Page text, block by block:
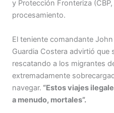
y Protección Fronteriza
procesamiento.
El teniente comandante
Guardia Costera advirtió
rescatando a los migrantes
extremadamente
navegar. “Estos viajes
a menudo, mortales”.